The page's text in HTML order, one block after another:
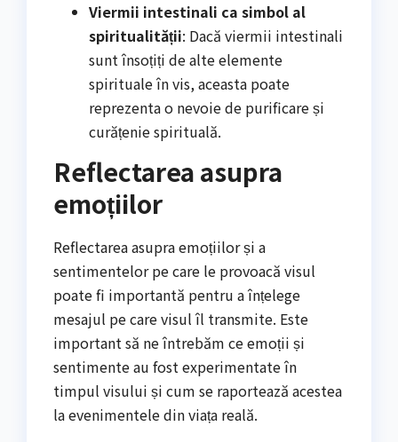
Viermii intestinali ca simbol al
spiritualității: Dacă viermii intestinali
sunt însoțiți de alte elemente
spirituale în vis, aceasta poate
reprezenta o nevoie de purificare și
curățenie spirituală.
Reflectarea asupra
emoțiilor
Reflectarea asupra emoțiilor și a
sentimentelor pe care le provoacă visul
poate fi importantă pentru a înțelege
mesajul pe care visul îl transmite. Este
important să ne întrebăm ce emoții și
sentimente au fost experimentate în
timpul visului și cum se raportează acestea
la evenimentele din viața reală.